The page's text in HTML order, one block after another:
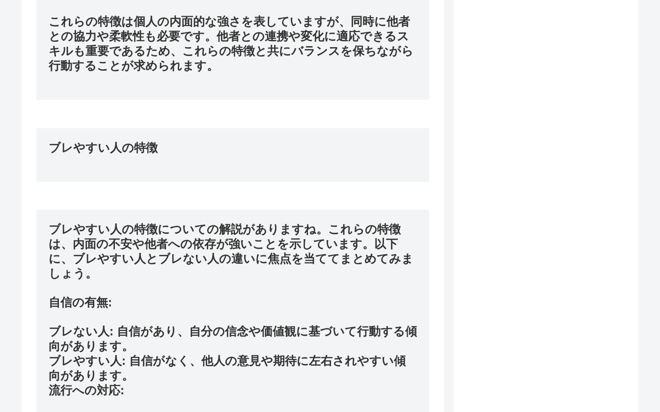
これらの特徴は個人の内面的な強さを表していますが、同時に他者
との協力や柔軟性も必要です。他者との連携や変化に適応できるス
キルも重要であるため、これらの特徴と共にバランスを保ちながら
行動することが求められます。
ブレやすい人の特徴
ブレやすい人の特徴についての解説がありますね。これらの特徴
は、内面の不安や他者への依存が強いことを示しています。以下
に、ブレやすい人とブレない人の違いに焦点を当ててまとめてみま
しょう。
自信の有無:
ブレない人: 自信があり、自分の信念や価値観に基づいて行動する傾
向があります。
ブレやすい人: 自信がなく、他人の意見や期待に左右されやすい傾
向があります。
流行への対応: